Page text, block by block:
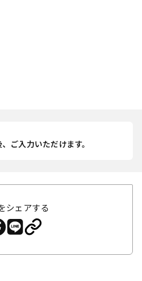
ご入力いただけます。
シェアする